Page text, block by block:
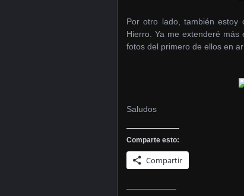
Por otro lado, también estoy
Hierro. Ya me extenderé
fotos del primero de ellos en
Saludos
Comparte esto:
Compartir